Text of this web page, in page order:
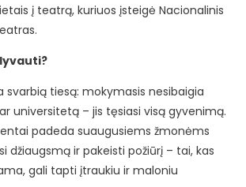
į teatrą, kuriuos įsteigė Nacionalinis
svarbią tiesą: mokymasis nesibaigia
universitetą – jis tęsiasi visą gyvenimą.
padeda suaugusiems žmonėms
džiaugsmą ir pakeisti požiūrį – tai, kas
gali tapti įtraukiu ir maloniu